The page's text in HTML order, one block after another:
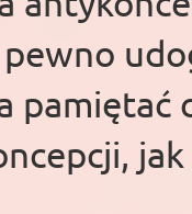
pamiętać